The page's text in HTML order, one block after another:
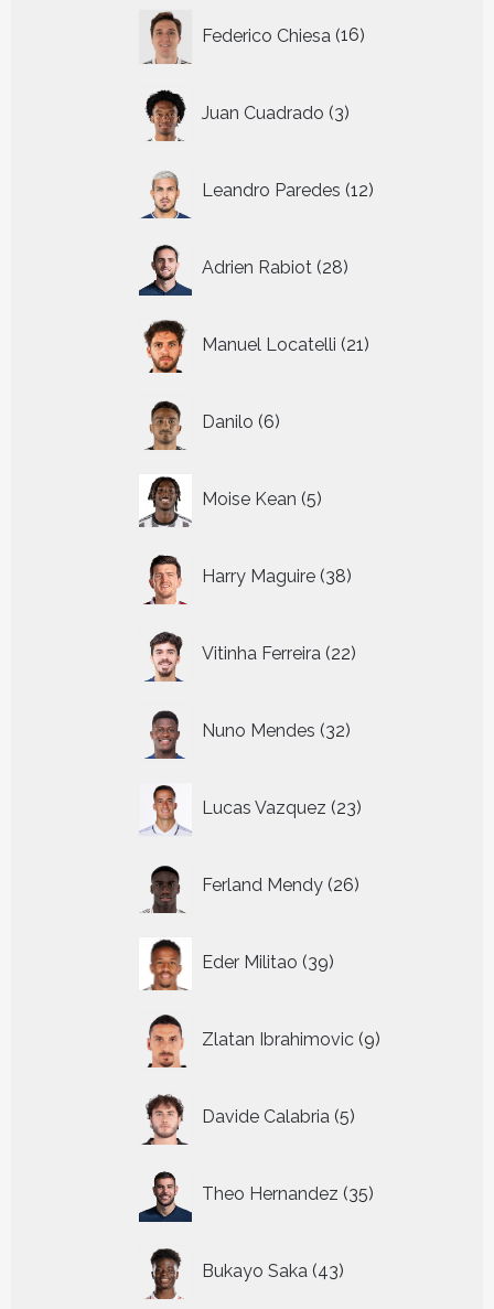
Federico Chiesa 16
producten
Juan Cuadrado 3
producten
Leandro Paredes 12
producten
Adrien Rabiot 28
producten
Manuel Locatelli 21
producten
Danilo 6
producten
Moise Kean 5
producten
Harry Maguire 38
producten
Vitinha Ferreira 22
producten
Nuno Mendes 32
producten
Lucas Vazquez 23
producten
Ferland Mendy 26
producten
Eder Militao 39
producten
Zlatan Ibrahimovic 9
producten
Davide Calabria 5
producten
Theo Hernandez 35
producten
Bukayo Saka 43
producten